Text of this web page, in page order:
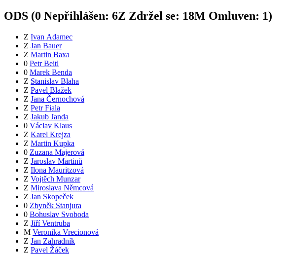
ODS (0 Nepřihlášen: 6Z Zdržel se: 18M Omluven: 1)
Z Ivan Adamec
Z Jan Bauer
Z Martin Baxa
0 Petr Beitl
0 Marek Benda
Z Stanislav Blaha
Z Pavel Blažek
Z Jana Černochová
Z Petr Fiala
Z Jakub Janda
0 Václav Klaus
Z Karel Krejza
Z Martin Kupka
0 Zuzana Majerová
Z Jaroslav Martinů
Z Ilona Mauritzová
Z Vojtěch Munzar
Z Miroslava Němcová
Z Jan Skopeček
0 Zbyněk Stanjura
0 Bohuslav Svoboda
Z Jiří Ventruba
M Veronika Vrecionová
Z Jan Zahradník
Z Pavel Žáček